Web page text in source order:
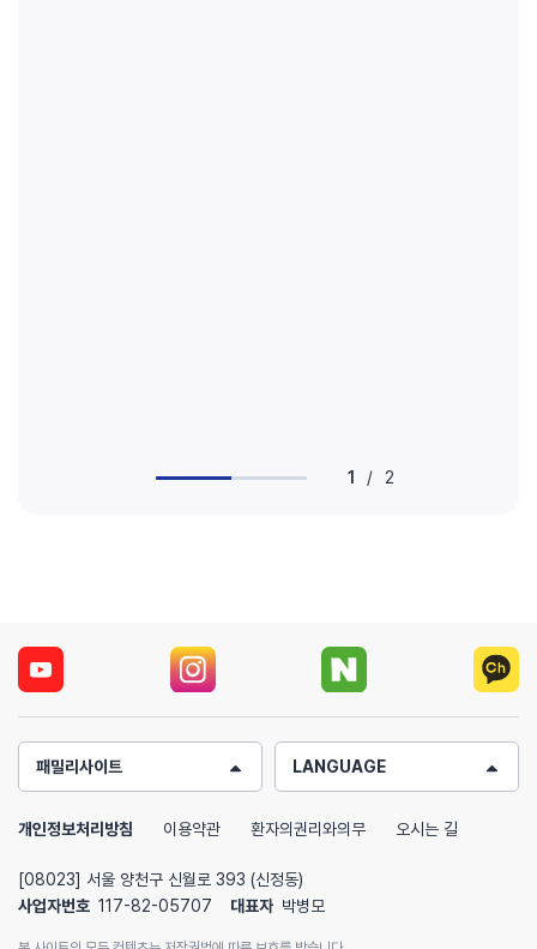
1 / 2
패밀리사이트 LANGUAGE
개인정보처리방침 이용약관 환자의권리와의무 오시는 길
[08023] 서울 양천구 신월로 393 (신정동)
사업자번호 117-82-05707 대표자 박병모